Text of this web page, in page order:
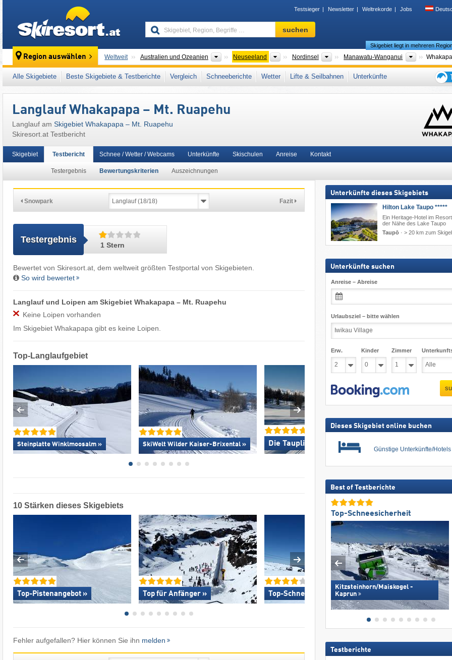
Testsieger Newsletter Weltrekorde Jobs
Skigebiet,
Region,
…
suchen
Region auswählen Weltweit Australien und Ozeanien Kontinente
Neuseeland LänderNordinsel InselnManawatu-Wanganui Regionen
Skigebiet liegt in mehreren
Dieses Skigebiet liegt auch in: Tongariro-Nationalpark
Alle Skigebiete Beste Skigebiete & Testberichte Vergleich Schneeberichte Wetter Lifte & Seilbahnen
Unterkünfte
den
Langlauf Whakapapa – Mt. Ruapehu
Langlauf am Skigebiet Whakapapa – Mt. Ruapehu
Skiresort.at Testbericht
Skigebiet Testbericht
Testergebnis Bewertungskriterien Auszeichnungen
Schnee / Wetter / Webcams Unterkünfte Skischulen Anreise Kontakt
Snowpark Fazit
Testergebnis
1 Stern
Bewertet von Skiresort.at, dem weltweit größten Testportal von Skigebieten.
So wird bewertet
Langlauf und Loipen am Skigebiet Whakapapa – Mt. Ruapehu
Keine Loipen vorhanden
Im Skigebiet Whakapapa gibt es keine Loipen.
Top-Langlaufgebiet
Steinplatte Winklmoosalm » SkiWelt Wilder Kaiser-Brixental » Die Tauplitz »
10 Stärken dieses Skigebiets
Top-Pistenangebot » Top für Anfänger » Top-Schneesicherheit » Top-
Fehler aufgefallen? Hier können Sie ihn melden
Unterkünfte dieses Skigebiets
Hilton Lake Taupo *****
Ein Heritage-Hotel im
der Nähe des Lake Taupo
Taupō· > 20 km zum
Unterkünfte suchen
Anreise – Abreise
Urlaubsziel – bitte wählen
Erw. Kinder Zimmer
Dieses Skigebiet online buchen
Günstige Unterkünfte/Hotels
Best of Testberichte
Top-Schneesicherheit
Kitzsteinhorn/​Maiskogel -
Kaprun
Testberichte